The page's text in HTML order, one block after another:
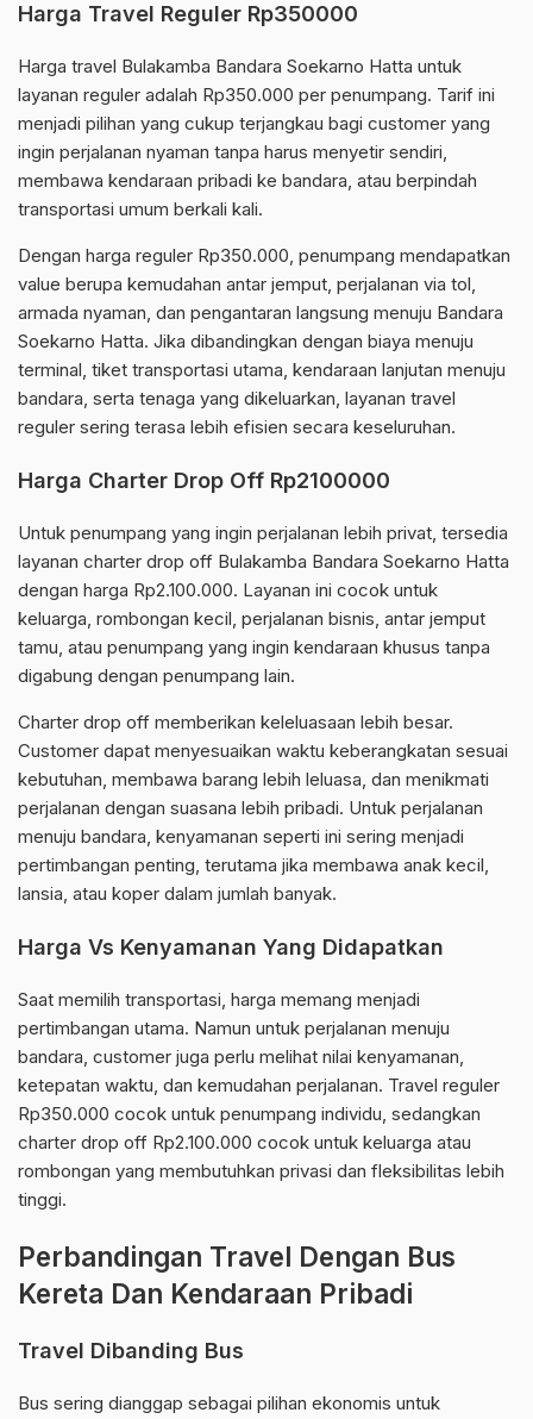
Harga Travel Reguler Rp350000
Harga travel Bulakamba Bandara Soekarno Hatta untuk
layanan reguler adalah Rp350.000 per penumpang. Tarif ini
menjadi pilihan yang cukup terjangkau bagi customer yang
ingin perjalanan nyaman tanpa harus menyetir sendiri,
membawa kendaraan pribadi ke bandara, atau berpindah
transportasi umum berkali kali.
Dengan harga reguler Rp350.000, penumpang mendapatkan
value berupa kemudahan antar jemput, perjalanan via tol,
armada nyaman, dan pengantaran langsung menuju Bandara
Soekarno Hatta. Jika dibandingkan dengan biaya menuju
terminal, tiket transportasi utama, kendaraan lanjutan menuju
bandara, serta tenaga yang dikeluarkan, layanan travel
reguler sering terasa lebih efisien secara keseluruhan.
Harga Charter Drop Off Rp2100000
Untuk penumpang yang ingin perjalanan lebih privat, tersedia
layanan charter drop off Bulakamba Bandara Soekarno Hatta
dengan harga Rp2.100.000. Layanan ini cocok untuk
keluarga, rombongan kecil, perjalanan bisnis, antar jemput
tamu, atau penumpang yang ingin kendaraan khusus tanpa
digabung dengan penumpang lain.
Charter drop off memberikan keleluasaan lebih besar.
Customer dapat menyesuaikan waktu keberangkatan sesuai
kebutuhan, membawa barang lebih leluasa, dan menikmati
perjalanan dengan suasana lebih pribadi. Untuk perjalanan
menuju bandara, kenyamanan seperti ini sering menjadi
pertimbangan penting, terutama jika membawa anak kecil,
lansia, atau koper dalam jumlah banyak.
Harga Vs Kenyamanan Yang Didapatkan
Saat memilih transportasi, harga memang menjadi
pertimbangan utama. Namun untuk perjalanan menuju
bandara, customer juga perlu melihat nilai kenyamanan,
ketepatan waktu, dan kemudahan perjalanan. Travel reguler
Rp350.000 cocok untuk penumpang individu, sedangkan
charter drop off Rp2.100.000 cocok untuk keluarga atau
rombongan yang membutuhkan privasi dan fleksibilitas lebih
tinggi.
Perbandingan Travel Dengan Bus
Kereta Dan Kendaraan Pribadi
Travel Dibanding Bus
Bus sering dianggap sebagai pilihan ekonomis untuk